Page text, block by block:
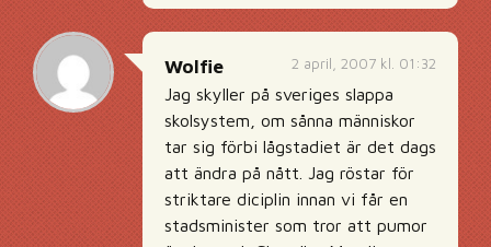
2 april, 2007 kl. 01:32
Wolfie
Jag skyller på sveriges slappa
skolsystem, om sånna människor
tar sig förbi lågstadiet är det dags
att ändra på nått. Jag röstar för
striktare diciplin innan vi får en
stadsminister som tror att pumor